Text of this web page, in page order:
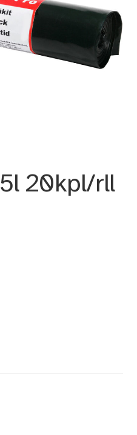
Jätesäkki 75l 20kpl/rll